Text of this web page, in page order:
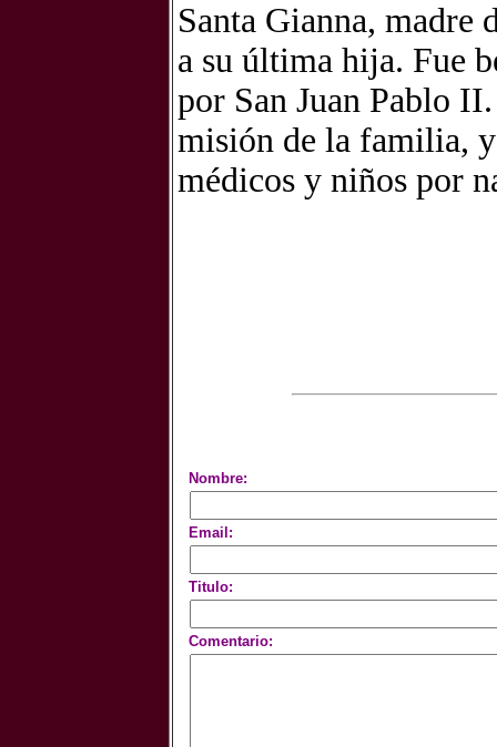
Santa Gianna, madre
a su última hija. Fue
por San Juan Pablo
misión de la familia, y
médicos y niños por
Nombre:
Email:
Titulo:
Comentario: